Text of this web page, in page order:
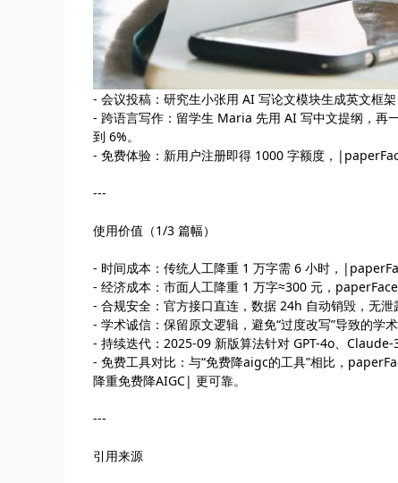
- 会议投稿：研究生小张用 AI 写论文模块生成英文框
- 跨语言写作：留学生 Maria 先用 AI 写中文提纲，
到 6%。
- 免费体验：新用户注册即得 1000 字额度，
---
使用价值（1/3 篇幅）
- 时间成本：传统人工降重 1 万字需 6 小时，
- 经济成本：市面人工降重 1 万字≈300 元，
- 合规安全：官方接口直连，数据 24h 自动销毁，无泄
- 学术诚信：保留原文逻辑，避免“过度改写”导致的学术
- 持续迭代：2025-09 新版算法针对 GPT-4o、
- 免费工具对比：与“免费降aigc的工具”相比，
降重免费降AIGC| 更可靠。
---
引用来源